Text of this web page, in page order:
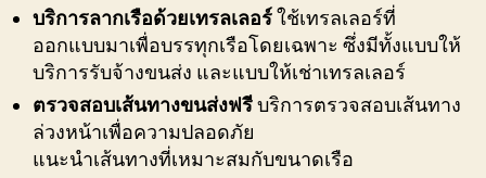
บริการลากเรือด้วยเทรลเลอร์ใช้เทรลเลอร์ที่
ออกแบบมาเพื่อบรรทุกเรือโดยเฉพาะ ซึ่งมีทั้งแบบให้
บริการรับจ้างขนส่ง และแบบให้เช่าเทรลเลอร์
ตรวจสอบเส้นทางขนส่งฟรีบริการตรวจสอบเส้นทาง
ล่วงหน้าเพื่อความปลอดภัย
แนะนำเส้นทางที่เหมาะสมกับขนาดเรือ